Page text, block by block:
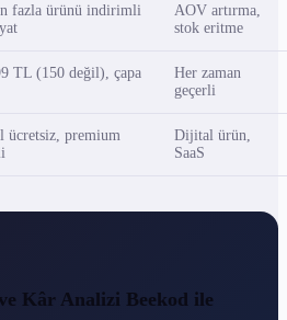
fazla ürünü indirimli
AOV artırma,
stok eritme
TL (150 değil), çapa
Her zaman
geçerli
ücretsiz, premium
Dijital ürün,
SaaS
Kâr Analizi Beekod ile